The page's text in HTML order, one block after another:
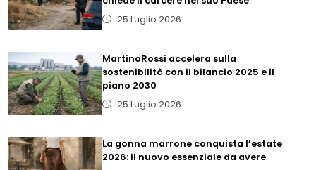
25 Luglio 2026
MartinoRossi accelera sulla
sostenibilità con il bilancio 2025 e il
piano 2030
25 Luglio 2026
La gonna marrone conquista l’estate
2026: il nuovo essenziale da avere